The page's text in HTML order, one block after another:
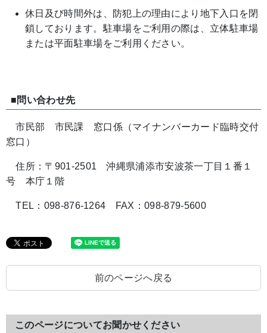
休日及び時間外は、防犯上の理由により地下入口を閉
鎖しております。駐車場をご利用の際は、立体駐車場
または平面駐車場をご利用ください。
■問い合わせ先
市民部 市民課 窓口係（マイナンバーカード臨時交付
窓口）
住所：〒901-2501 沖縄県浦添市安波茶一丁目１番１
号 本庁１階
TEL：098-876-1264 FAX：098-879-5600
前のページへ戻る
このページについてお聞かせください